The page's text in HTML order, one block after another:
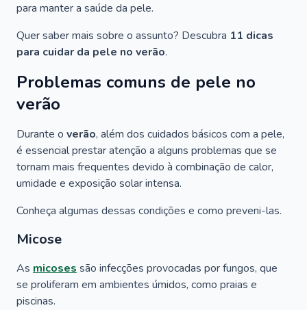
para manter a saúde da pele.
Quer saber mais sobre o assunto? Descubra 11 dicas
para cuidar da pele no verão.
Problemas comuns de pele no
verão
Durante o verão, além dos cuidados básicos com a pele,
é essencial prestar atenção a alguns problemas que se
tornam mais frequentes devido à combinação de calor,
umidade e exposição solar intensa.
Conheça algumas dessas condições e como preveni-las.
Micose
As micosessão infecções provocadas por fungos, que
se proliferam em ambientes úmidos, como praias e
piscinas.